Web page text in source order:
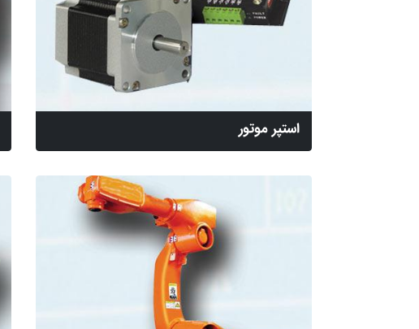
استپر موتور